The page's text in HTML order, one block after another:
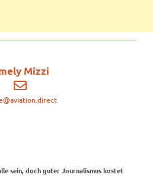
Mizzi
sein, doch guter Journalismus kostet